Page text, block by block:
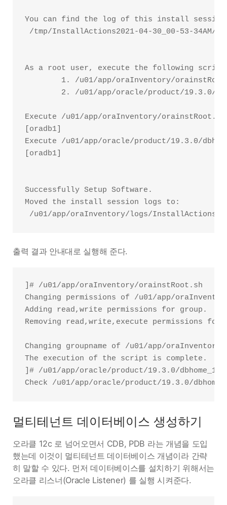
You can find the log of this install
/tmp/InstallActions2021-04-30_00-53-34AM/
As a root user, execute the following
1. /u01/app/oraInventory/
2. /u01/app/oracle/product/19.3.0/
Execute /u01/app/oraInventory/
[oradb1]
Execute /u01/app/oracle/product/19.3.0/
[oradb1]
Successfully Setup Software.
Moved the install session logs to:
출력 결과 안내대로 실행해 준다.
]# /u01/app/oraInventory/orainstRoot.sh
Changing permissions of /u01/app/
Adding read,write permissions for group.
Removing read,write,execute permissions for
Changing groupname of /u01/app/
The execution of the script is complete.
]# /u01/app/oracle/product/19.3.0/dbhome_1/
멀티테넌트 데이터베이스 생성하기
오라클 12c 로 넘어오면서 CDB, PDB 라는 개념을 도입
했는데 이것이 멀티테넌트 데이터베이스 개념이라 간략
히 말할 수 있다. 먼저 데이터베이스를 설치하기 위해서는
오라클 리스너(Oracle Listener) 를 실행 시켜준다.